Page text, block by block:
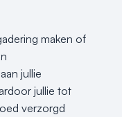
maken of
jullie
jullie tot
verzorgd